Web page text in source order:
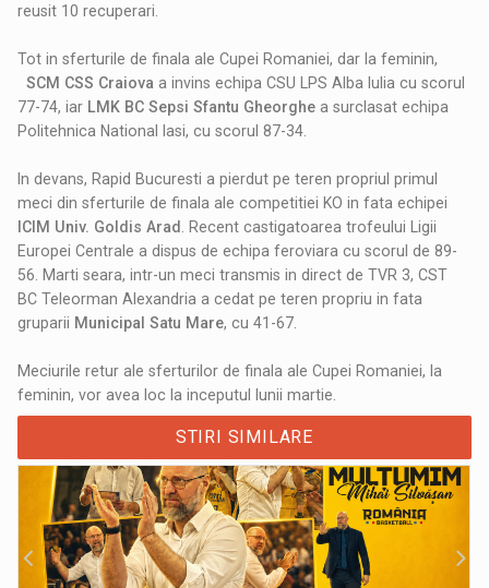
reusit 10 recuperari.
Tot in sferturile de finala ale Cupei Romaniei, dar la feminin,
SCM CSS Craiova a invins echipa CSU LPS Alba Iulia cu scorul
77-74, iar LMK BC Sepsi Sfantu Gheorghe a surclasat echipa
Politehnica National Iasi, cu scorul 87-34.
In devans, Rapid Bucuresti a pierdut pe teren propriul primul
meci din sferturile de finala ale competitiei KO in fata echipei
ICIM Univ. Goldis Arad . Recent castigatoarea trofeului Ligii
Europei Centrale a dispus de echipa feroviara cu scorul de 89-
56. Marti seara, intr-un meci transmis in direct de TVR 3, CST
BC Teleorman Alexandria a cedat pe teren propriu in fata
gruparii Municipal Satu Mare, cu 41-67.
Meciurile retur ale sferturilor de finala ale Cupei Romaniei, la
feminin, vor avea loc la inceputul lunii martie.
STIRI SIMILARE